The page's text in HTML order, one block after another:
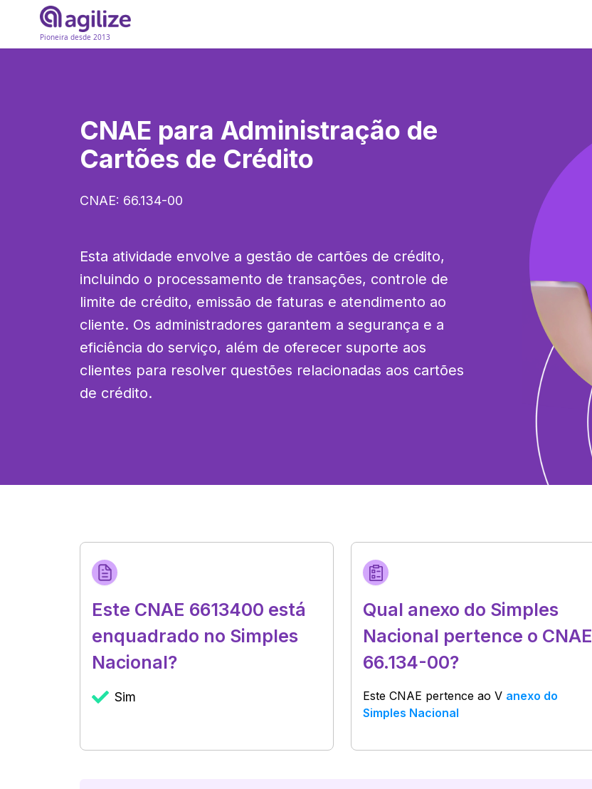
Pioneira desde 2013
CNAE para Administração de
Cartões de Crédito
CNAE: 66.134-00
Esta atividade envolve a gestão de cartões de crédito,
incluindo o processamento de transações, controle de
limite de crédito, emissão de faturas e atendimento ao
cliente. Os administradores garantem a segurança e a
eficiência do serviço, além de oferecer suporte aos
clientes para resolver questões relacionadas aos cartões
de crédito.
Este CNAE 6613400 está
enquadrado no Simples
Nacional?
Sim
Qual anexo do Simples
Nacional pertence o CNAE
66.134-00?
Este CNAE pertence aoV anexo do
Simples Nacional